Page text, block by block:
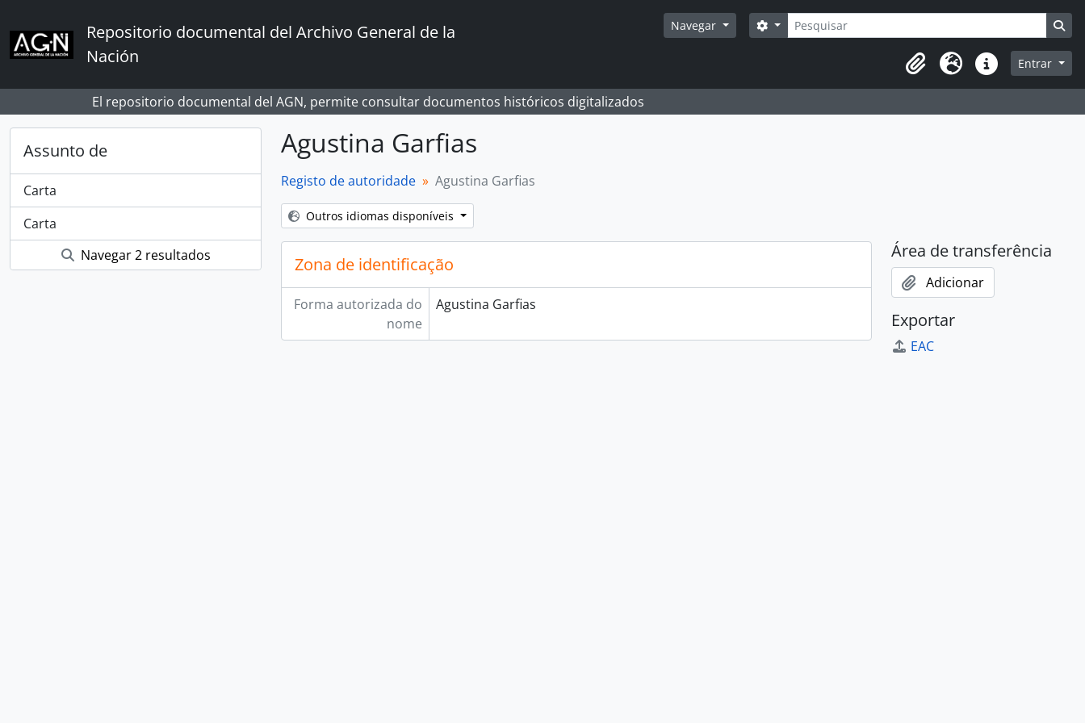
Repositorio documental del Archivo General de la
Nación
Navegar Pesquisar
Opções de busca
Área de transferência
Idioma Ligações rápidas
Entrar
El repositorio documental del AGN, permite consultar documentos históricos digitalizados
Assunto de
Carta
Carta
Navegar 2 resultados
Agustina Garfias
Registo de autoridade Agustina Garfias
Outros idiomas disponíveis
Zona de identificação
Forma autorizada do
nome
Agustina Garfias
Área de transferência
Adicionar
Exportar
EAC